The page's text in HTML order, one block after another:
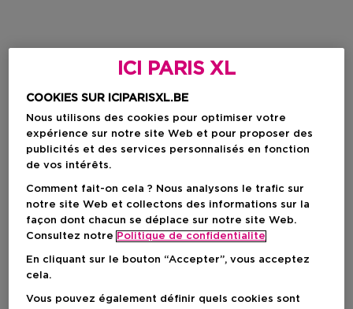
ICI PARIS XL
COOKIES SUR ICIPARISXL.BE
Nous utilisons des cookies pour optimiser votre
expérience sur notre site Web et pour proposer des
publicités et des services personnalisés en fonction
de vos intérêts.
Comment fait-on cela ? Nous analysons le trafic sur
notre site Web et collectons des informations sur la
façon dont chacun se déplace sur notre site Web.
Consultez notre Politique de confidentialite
En cliquant sur le bouton “Accepter”, vous acceptez
cela.
Vous pouvez également définir quels cookies sont